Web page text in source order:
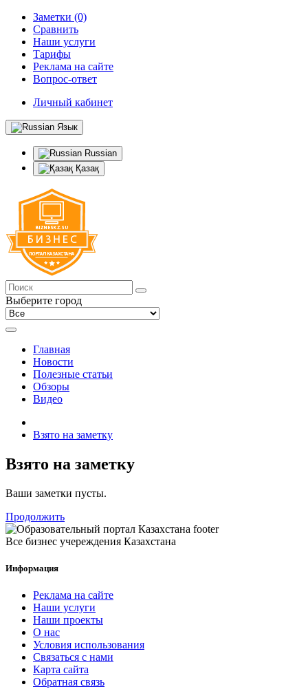
Заметки (0)
Сравнить
Наши услуги
Тарифы
Реклама на сайте
Вопрос-ответ
Личный кабинет
Язык
Russian
Қазақ
Выберите город
Главная
Новости
Полезные статьи
Обзоры
Видео
Взято на заметку
Взято на заметку
Ваши заметки пусты.
Продолжить
Все бизнес учереждения Казахстана
Информация
Реклама на сайте
Наши услуги
Наши проекты
О нас
Условия использования
Связаться с нами
Карта сайта
Обратная связь